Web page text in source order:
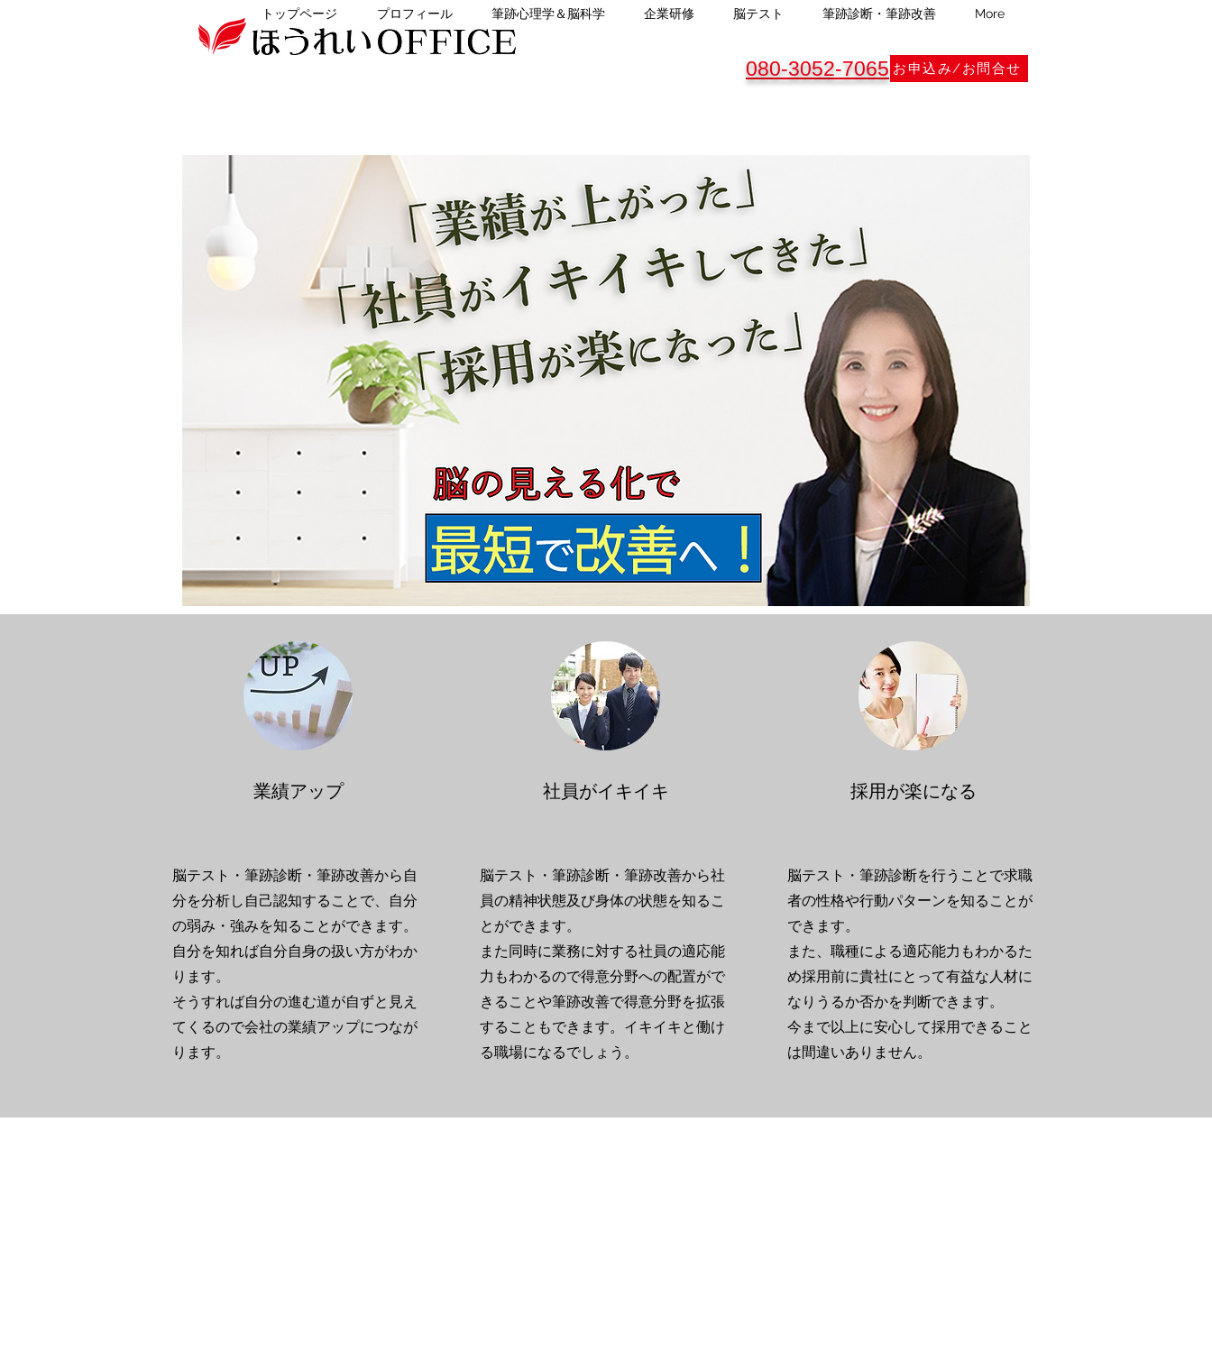
トップページ プロフィール 筆跡心理学＆脳科学 企業研修 脳テスト 筆跡診断・筆跡改善 More
080-3052-7065 お申込み/お問合せ
​業績アップ
脳テスト・筆跡診断・筆跡改善から自
分を分析し自己認知することで、自分
の弱み・強みを知ることができます。
自分を知れば自分自身の扱い方がわか
ります。
そうすれば自分の進む道が自ずと見え
てくるので会社の業績アップにつなが
ります。
社員がイキイキ
脳テスト・筆跡診断・筆跡改善から社
員の精神状態及び身体の状態を知るこ
とができます。
​また同時に業務に対する社員の適応能
力もわかるので得意分野への配置がで
きることや筆跡改善で得意分野を拡張
することもできます。イキイキと働け
る職場になるでしょう。
採用が楽になる
脳テスト・筆跡診断を行うことで求職
者の性格や行動パターンを知ることが
できます。
また、職種による適応能力もわかるた
め採用前に貴社にとって有益な人材に
なりうるか否かを判断できます。
​今まで以上に安心して採用できること
は間違いありません。